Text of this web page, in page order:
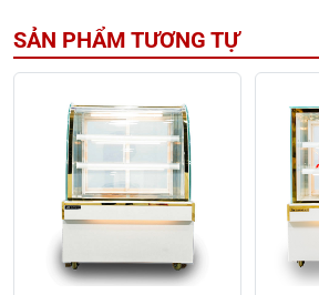
SẢN PHẨM TƯƠNG TỰ